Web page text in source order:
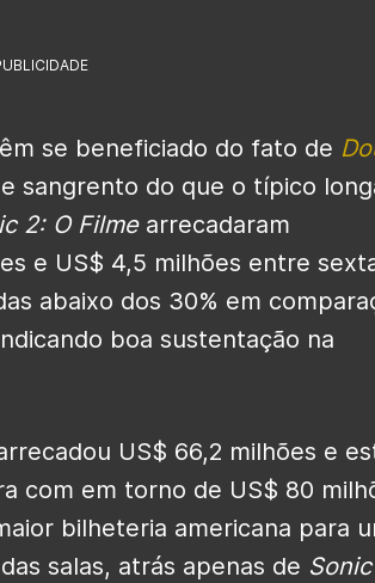
se beneficiado do fato de
sangrento do que o típico
2: O Filmearrecadaram
e US$ 4,5 milhões entre
abaixo dos 30% em
boa sustentação na
US$ 66,2 milhões e
com em torno de US$ 80
bilheteria americana para
salas, atrás apenas de